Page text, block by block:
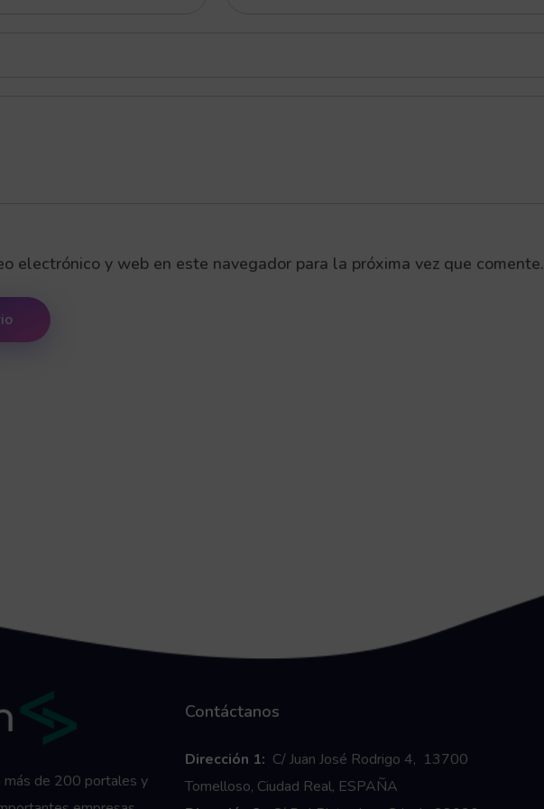
electrónico y web en este navegador para la próxima vez que comente.
más de 200 portales y
Contáctanos
Dirección 1: C/ Juan José Rodrigo 4, 13700
Tomelloso, Ciudad Real, ESPAÑA